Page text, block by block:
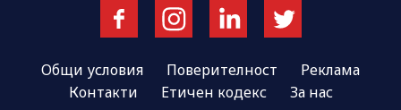
Общи условия Поверителност
Реклама
Контакти
Етичен кодекс За нас